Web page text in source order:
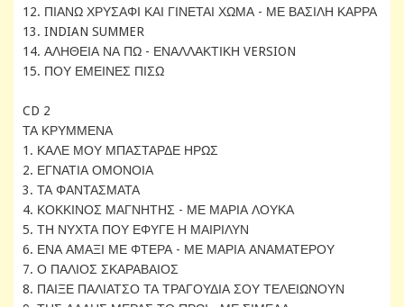
12. ΠΙΑΝΩ ΧΡΥΣΑΦΙ ΚΑΙ ΓΙΝΕΤΑΙ ΧΩΜΑ - ΜΕ ΒΑΣΙΛΗ ΚΑΡΡΑ
13. INDIAN SUMMER
14. ΑΛΗΘΕΙΑ ΝΑ ΠΩ - ΕΝΑΛΛΑΚΤΙΚΗ VERSION
15. ΠΟΥ ΕΜΕΙΝΕΣ ΠΙΣΩ
CD 2
ΤΑ ΚΡΥΜΜΕΝΑ
1. ΚΑΛΕ ΜΟΥ ΜΠΑΣΤΑΡΔΕ ΗΡΩΣ
2. ΕΓΝΑΤΙΑ ΟΜΟΝΟΙΑ
3. ΤΑ ΦΑΝΤΑΣΜΑΤΑ
4. ΚΟΚΚΙΝΟΣ ΜΑΓΝΗΤΗΣ - ΜΕ ΜΑΡΙΑ ΛΟΥΚΑ
5. ΤΗ ΝΥΧΤΑ ΠΟΥ ΕΦΥΓΕ Η ΜΑΙΡΙΛΥΝ
6. ΕΝΑ ΑΜΑΞΙ ΜΕ ΦΤΕΡΑ - ΜΕ ΜΑΡΙΑ ΑΝΑΜΑΤΕΡΟΥ
7. Ο ΠΑΛΙΟΣ ΣΚΑΡΑΒΑΙΟΣ
8. ΠΑΙΞΕ ΠΑΛΙΑΤΣΟ ΤΑ ΤΡΑΓΟΥΔΙΑ ΣΟΥ ΤΕΛΕΙΩΝΟΥΝ